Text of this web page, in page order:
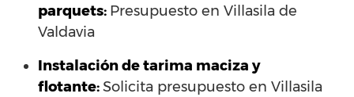
parquets: Presupuesto en Villasila de
Valdavia
Instalación de tarima maciza y
flotante:Solicita presupuesto en Villasila